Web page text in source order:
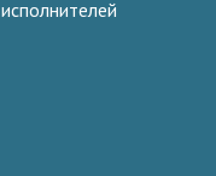
исполнителей